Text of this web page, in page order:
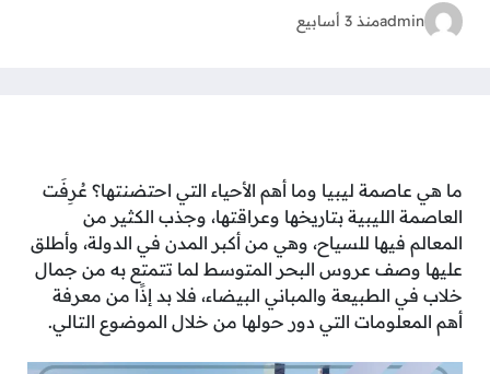
adminمنذ 3 أسابيع
ما هي عاصمة ليبيا وما أهم الأحياء التي احتضنتها؟ عُرِفَت
العاصمة الليبية بتاريخها وعراقتها، وجذب الكثير من
المعالم فيها للسياح، وهي من أكبر المدن في الدولة، وأطلق
عليها وصف عروس البحر المتوسط لما تتمتع به من جمال
خلاب في الطبيعة والمباني البيضاء، فلا بد إذًا من معرفة
أهم المعلومات التي دور حولها من خلال الموضوع التالي.